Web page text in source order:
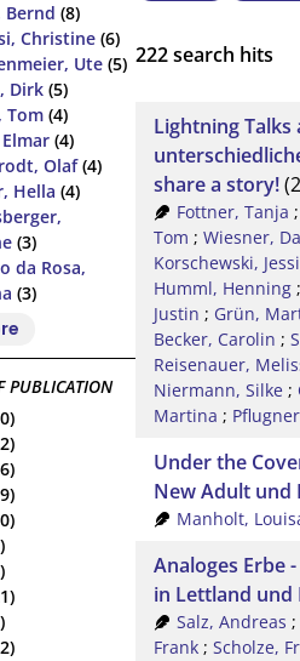
Bernd (8)
Christine (6)
Ute (5)
Dirk (5)
Tom (4)
(4)
Olaf(4)
Hella (4)
(3)
da Rosa,
(3)
PUBLICATION
222search hits
Lightning Talks
share a story!
Fottner, Tanja
Tom ; Wiesner,
Korschewski,
Humml, Henning
Justin ; Grün,
Becker, Carolin ;
Reisenauer,
Niermann, Silke ;
Martina ;
Under the
New Adult und
Manholt,
Analoges Erbe
in Lettland und
Salz, Andreas ;
Frank ; Scholze,